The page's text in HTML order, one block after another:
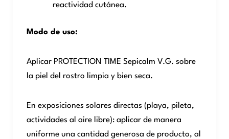
reactividad cutánea.
Modo de uso:
Aplicar PROTECTION TIME Sepicalm V.G. sobre
la piel del rostro limpia y bien seca.
En exposiciones solares directas (playa, pileta,
actividades al aire libre): aplicar de manera
uniforme una cantidad generosa de producto, al